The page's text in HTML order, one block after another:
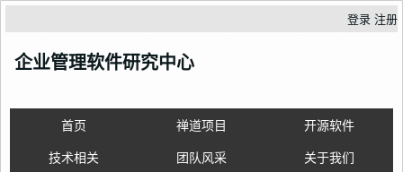
登录 注册
企业管理软件研究中心
首页 禅道项目
开源软件
技术相关
团队风采
关于我们